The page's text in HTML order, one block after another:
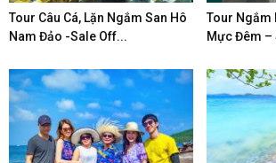
Tour Câu Cá, Lặn Ngắm San Hô
Nam Đảo -Sale Off...
Tour Ngắm
Mực Đêm –